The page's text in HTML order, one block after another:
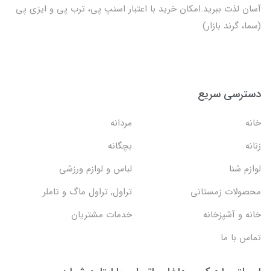
آسان لذت ببرید.امکان خرید با اعتبار اسنپ پی، ترب پی و ایزی پی
(سما، گرند بازار)
دسترسی سریع
خانه
مردانه
زنانه
بچگانه
لوازم شنا
لباس و لوازم ورزشی
محصولات زمستانی
تراول, تراول ماگ و تاملر
خانه و آشپزخانه
خدمات مشتریان
تماس با ما